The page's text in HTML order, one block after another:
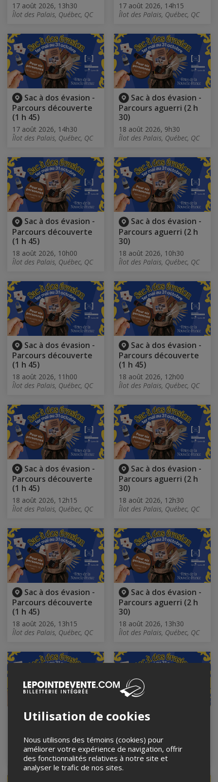
17 août 2026, 13h30
Îlot des Palais, Québec, QC
17 août 2026, 14h15
Îlot des Palais, Québec, QC
Sac à dos évasion -
Parcours découverte
(1 h 45)
17 août 2026, 14h30
Îlot des Palais, Québec, QC
Sac à dos évasion -
Parcours aguerri (2 h
30)
18 août 2026, 9h30
Îlot des Palais, Québec, QC
Sac à dos évasion -
Parcours découverte
(1 h 45)
18 août 2026, 10h00
Îlot des Palais, Québec, QC
Sac à dos évasion -
Parcours aguerri (2 h
30)
18 août 2026, 10h30
Îlot des Palais, Québec, QC
Sac à dos évasion -
Parcours découverte
(1 h 45)
18 août 2026, 11h00
Îlot des Palais, Québec, QC
Sac à dos évasion -
Parcours découverte
(1 h 45)
18 août 2026, 12h00
Îlot des Palais, Québec, QC
Sac à dos évasion -
Parcours découverte
(1 h 45)
18 août 2026, 12h15
Îlot des Palais, Québec, QC
Sac à dos évasion -
Parcours aguerri (2 h
30)
18 août 2026, 12h30
Îlot des Palais, Québec, QC
Sac à dos évasion -
Parcours découverte
(1 h 45)
18 août 2026, 13h15
Îlot des Palais, Québec, QC
Sac à dos évasion -
Parcours aguerri (2 h
30)
18 août 2026, 13h30
Îlot des Palais, Québec, QC
Sac à dos évasion -
(1 h 45)
18 août 2026, 14h15
Îlot des Palais, Québec, QC
Sac à dos évasion -
(1 h 45)
18 août 2026, 14h30
Îlot des Palais, Québec, QC
Utilisation de cookies
Nous utilisons des témoins (cookies) pour
améliorer votre expérience de navigation, offrir
des fonctionnalités relatives à notre site et
analyser le trafic de nos sites.